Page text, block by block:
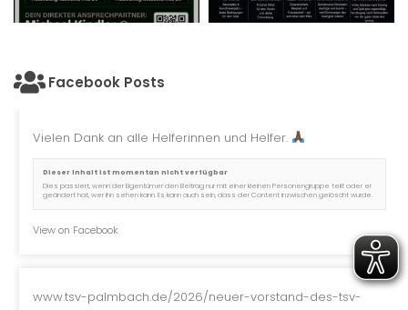
Facebook Posts
Vielen Dank an alle Helferinnen und Helfer.
Dieser Inhalt ist momentan nicht verfügbar
Dies passiert, wenn der Eigentümer den Beitrag nur mit einer kleinen Personengruppe teilt oder er
geändert hat, wer ihn sehen kann. Es kann auch sein, dass der Content inzwischen gelöscht wurde.
View on Facebook
www.tsv-palmbach.de/2026/neuer-vorstand-des-tsv-